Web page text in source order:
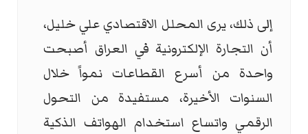
إلى ذلك، يرى المحلل الاقتصادي علي خليل،
أن التجارة الإلكترونية في العراق أصبحت
واحدة من أسرع القطاعات نمواً خلال
السنوات الأخيرة، مستفيدة من التحول
الرقمي واتساع استخدام الهواتف الذكية